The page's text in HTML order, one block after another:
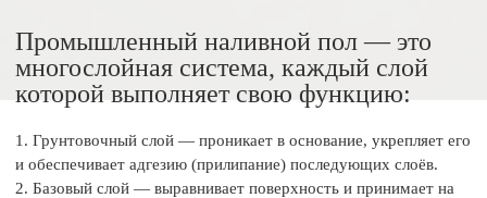
Промышленный наливной пол — это
многослойная система, каждый слой
которой выполняет свою функцию:
1. Грунтовочный слой — проникает в основание, укрепляет его
и обеспечивает адгезию (прилипание) последующих слоёв.
2. Базовый слой — выравнивает поверхность и принимает на